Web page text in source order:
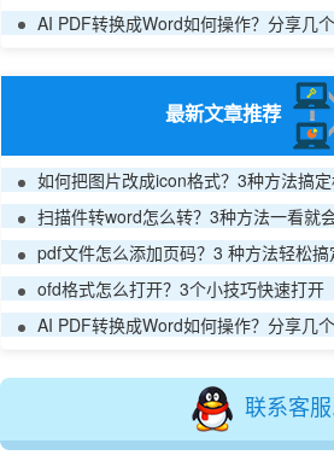
AI PDF转换成Word如何操作？分享几
最新文章推荐
如何把图片改成icon格式？3种方法搞
扫描件转word怎么转？3种方法一看就
pdf文件怎么添加页码？3 种方法轻松搞
ofd格式怎么打开？3个小技巧快速打开
AI PDF转换成Word如何操作？分享几
联系客